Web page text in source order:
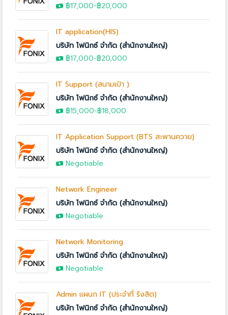
฿17,000-฿20,000
IT application(HIS)
บริษัท โฟนิกซ์ จำกัด (สำนักงานใหญ่)
฿17,000-฿20,000
IT Support (สนามเป้า )
บริษัท โฟนิกซ์ จำกัด (สำนักงานใหญ่)
฿15,000-฿18,000
IT Application Support (BTS สะพานควาย)
บริษัท โฟนิกซ์ จำกัด (สำนักงานใหญ่)
Negotiable
Network Engineer
บริษัท โฟนิกซ์ จำกัด (สำนักงานใหญ่)
Negotiable
Network Monitoring
บริษัท โฟนิกซ์ จำกัด (สำนักงานใหญ่)
Negotiable
Admin แผนก IT (ประจำที่ รังสิต)
บริษัท โฟนิกซ์ จำกัด (สำนักงานใหญ่)